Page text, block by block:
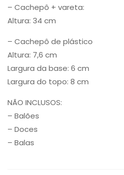
– Cachepô + vareta:
Altura: 34 cm
– Cachepô de plástico
Altura: 7,6 cm
Largura da base: 6 cm
Largura do topo: 8 cm
NÃO INCLUSOS:
– Balões
– Doces
– Balas